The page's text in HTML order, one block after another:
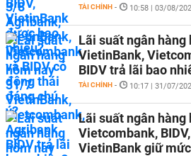
TÀI CHÍNH - 10:58 | 03/08/
Lãi suất ngân hàng
VietinBank,
BIDV trả lãi bao
TÀI CHÍNH - 10:17 | 31/07/
Lãi suất ngân hàng
Vietcombank,
VietinBank giữ